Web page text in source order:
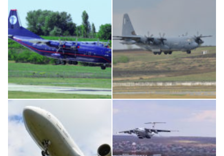
An124, RA-82013 Boeing 737 MAX 8, TC-LCC